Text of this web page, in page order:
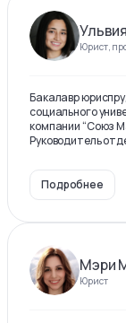
Юрист,
Бакалавр
социального
компании “Союз
Руководитель
Подробнее
Мэри
Юрист